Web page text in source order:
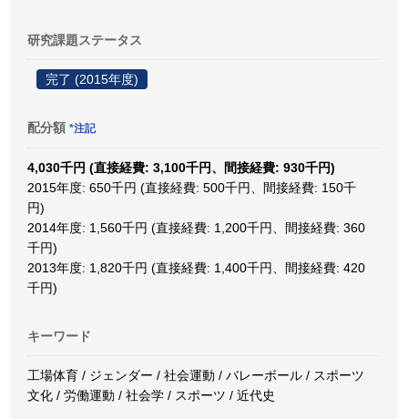
研究課題ステータス
完了 (2015年度)
配分額 *注記
4,030千円 (直接経費: 3,100千円、間接経費: 930千円)
2015年度: 650千円 (直接経費: 500千円、間接経費: 150千
円)
2014年度: 1,560千円 (直接経費: 1,200千円、間接経費: 360
千円)
2013年度: 1,820千円 (直接経費: 1,400千円、間接経費: 420
千円)
キーワード
工場体育 / ジェンダー / 社会運動 / バレーボール / スポーツ
文化 / 労働運動 / 社会学 / スポーツ / 近代史